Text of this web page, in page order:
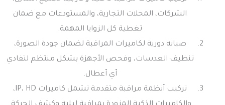
الشركات، المحلات التجارية، والمستودعات مع ضمان
تغطية كل الزوايا المهمة.
صيانة دورية لكاميرات المراقبة لضمان جودة الصورة،
تنظيف العدسات، وفحص الأجهزة بشكل منتظم لتفادي
أي أعطال.
تركيب أنظمة مراقبة متقدمة تشمل كاميرات IP، HD،